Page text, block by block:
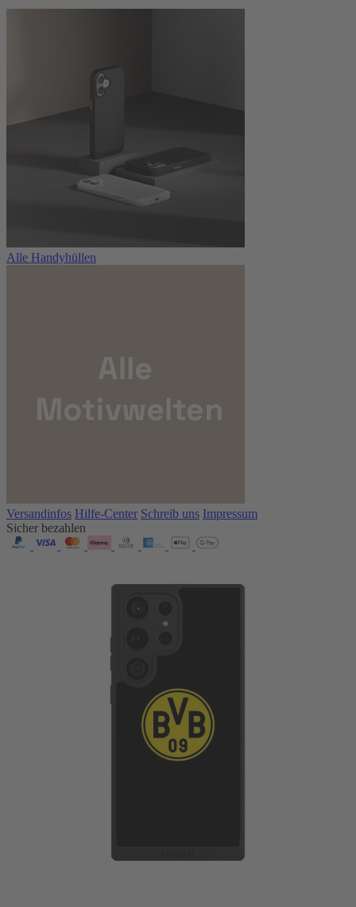
Alle Handyhüllen
Versandinfos Hilfe-Center Schreib uns Impressum
Sicher bezahlen